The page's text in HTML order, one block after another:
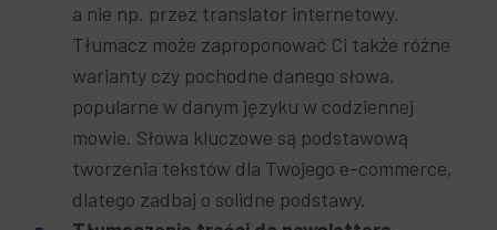
a nie np. przez translator internetowy.
Tłumacz może zaproponować Ci także różne
warianty czy pochodne danego słowa,
popularne w danym języku w codziennej
mowie. Słowa kluczowe są podstawową
tworzenia tekstów dla Twojego e-commerce,
dlatego zadbaj o solidne podstawy.